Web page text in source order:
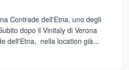
Contrade dell'Etna, uno degli
dopo il Vinitaly di Verona
dell'Etna, nella location già...